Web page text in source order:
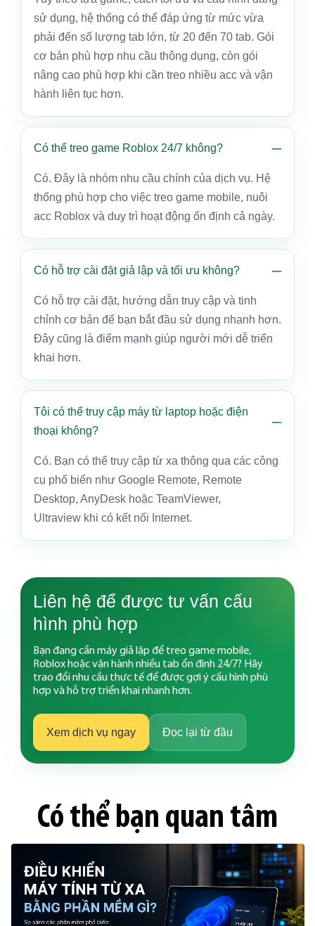
sử dụng, hệ thống có thể đáp ứng từ mức vừa
phải đến số lượng tab lớn, từ 20 đến 70 tab. Gói
cơ bản phù hợp nhu cầu thông dụng, còn gói
nâng cao phù hợp khi cần treo nhiều acc và vận
hành liên tục hơn.
Có thể treo game Roblox 24/7 không?
Có. Đây là nhóm nhu cầu chính của dịch vụ. Hệ
thống phù hợp cho việc treo game mobile, nuôi
acc Roblox và duy trì hoạt động ổn định cả ngày.
Có hỗ trợ cài đặt giả lập và tối ưu không?
Có hỗ trợ cài đặt, hướng dẫn truy cập và tinh
chỉnh cơ bản để bạn bắt đầu sử dụng nhanh hơn.
Đây cũng là điểm mạnh giúp người mới dễ triển
khai hơn.
Tôi có thể truy cập máy từ laptop hoặc điện
thoại không?
Có. Bạn có thể truy cập từ xa thông qua các công
cụ phổ biến như Google Remote, Remote
Desktop, AnyDesk hoặc TeamViewer,
Ultraview khi có kết nối Internet.
Liên hệ để được tư vấn cấu
hình phù hợp
Bạn đang cần máy giả lập để treo game mobile,
Roblox hoặc vận hành nhiều tab ổn định 24/7? Hãy
trao đổi nhu cầu thực tế để được gợi ý cấu hình phù
hợp và hỗ trợ triển khai nhanh hơn.
Xem dịch vụ ngay Đọc lại từ đầu
Có thể bạn quan tâm